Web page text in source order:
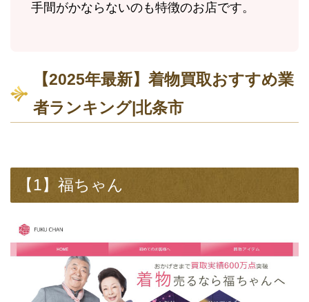
手間がかならないのも特徴のお店です。
【2025年最新】着物買取おすすめ業
者ランキング|北条市
【1】福ちゃん